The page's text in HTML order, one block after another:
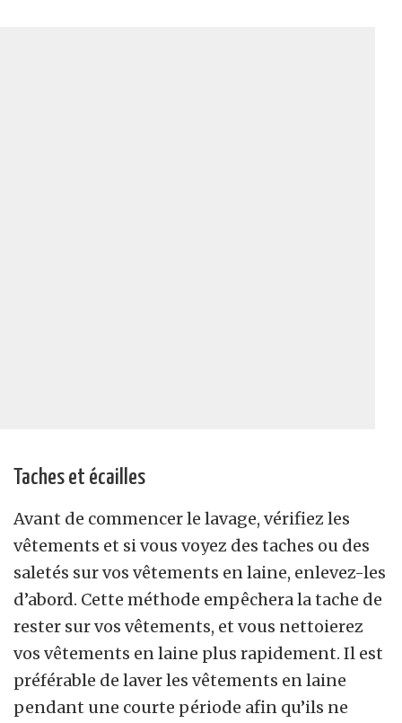
Taches et écailles
Avant de commencer le lavage, vérifiez les
vêtements et si vous voyez des taches ou des
saletés sur vos vêtements en laine, enlevez-les
d’abord. Cette méthode empêchera la tache de
rester sur vos vêtements, et vous nettoierez
vos vêtements en laine plus rapidement. Il est
préférable de laver les vêtements en laine
pendant une courte période afin qu’ils ne